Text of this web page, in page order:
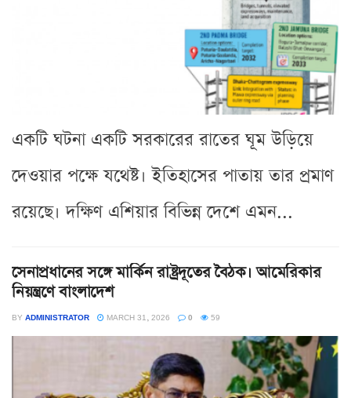
একটি ঘটনা একটি সরকারের রাতের ঘূম উড়িয়ে
দেওয়ার পক্ষে যথেষ্ট। ইতিহাসের পাতায় তার প্রমাণ
রয়েছে। দক্ষিণ এশিয়ার বিভিন্ন দেশে এমন...
সেনাপ্রধানের সঙ্গে মার্কিন রাষ্ট্রদূতের বৈঠক। আমেরিকার
নিয়ন্ত্রণে বাংলাদেশ
BY ADMINISTRATOR MARCH 31, 2026 0 59